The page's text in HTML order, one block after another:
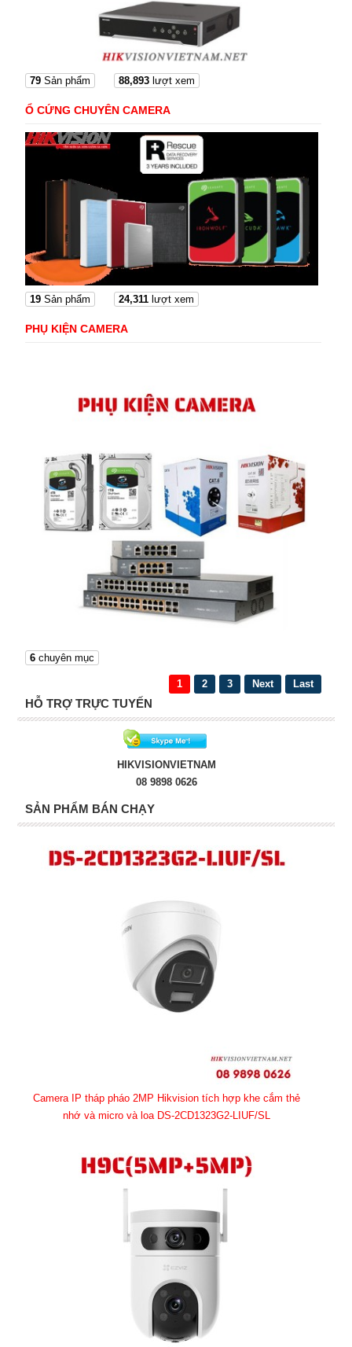
79Sản phẩm 88,893lượt xem
Ổ CỨNG CHUYÊN CAMERA
19Sản phẩm 24,311lượt xem
PHỤ KIỆN CAMERA
6chuyên mục
1 2 3 Next Last
HỖ TRỢ TRỰC TUYẾN
HIKVISIONVIETNAM
08 9898 0626
SẢN PHẨM BÁN CHẠY
Camera IP tháp pháo 2MP Hikvision tích hợp khe cắm thẻ
nhớ và micro và loa DS-2CD1323G2-LIUF/SL